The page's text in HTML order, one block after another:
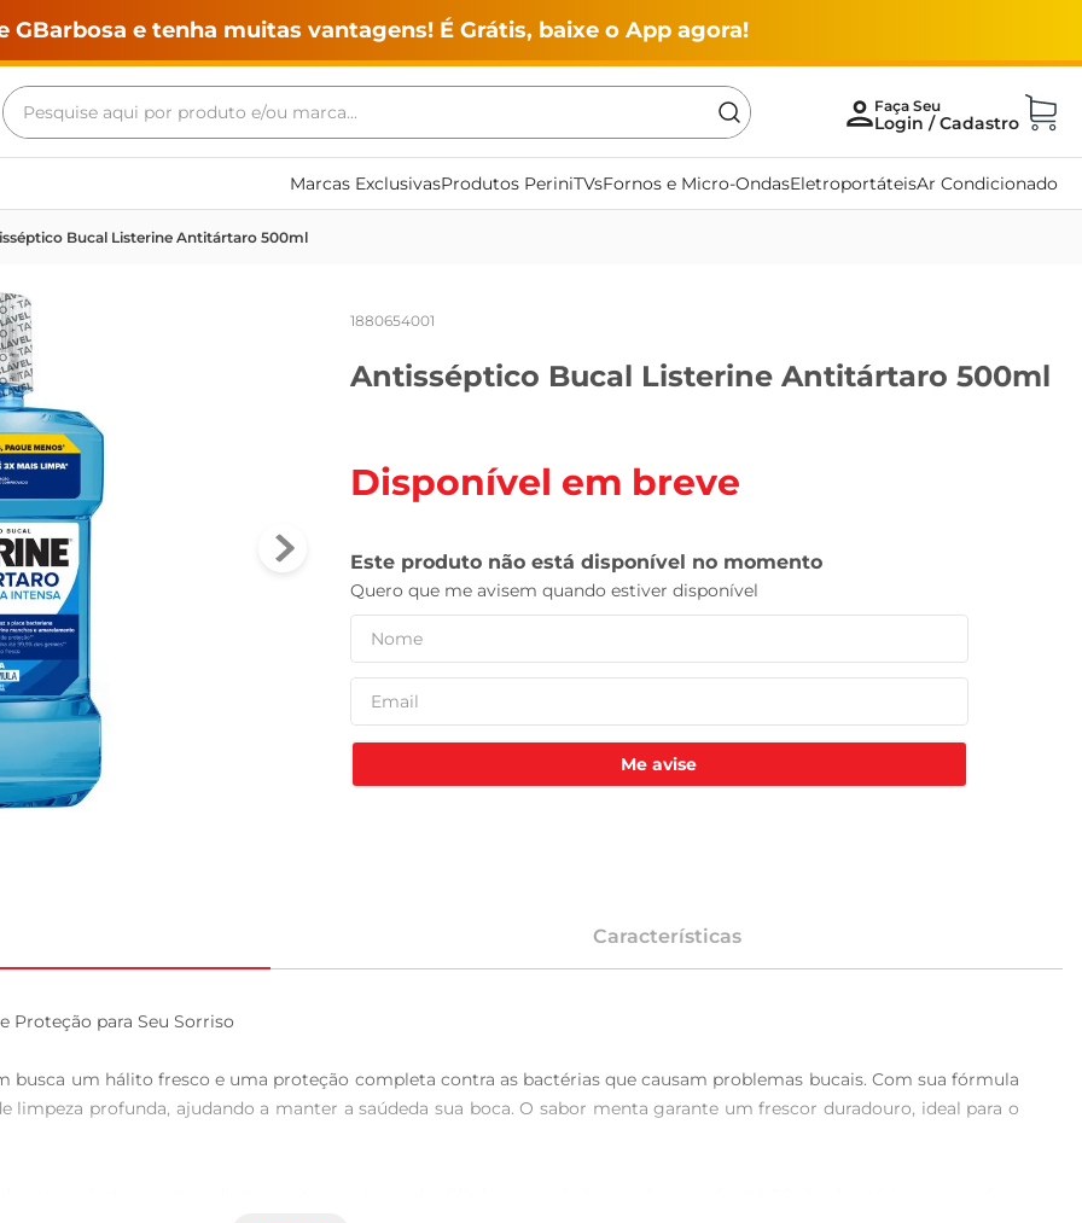
GBarbosa e tenha muitas vantagens! É Grátis, baixe o App agora!
Pesquise aqui por produto e/ou marca...
Marcas ExclusivasProdutos PeriniTVsFornos e Micro-OndasEletroportáteisAr Condicionado
Bucal Listerine Antitártaro 500ml
1880654001
Antisséptico Bucal Listerine Antitártaro 500ml
Disponível em breve
Me avise
Características
Proteção para Seu Sorriso
busca um hálito fresco e uma proteção completa contra as bactérias que causam problemas bucais. Com sua fórmula
limpeza profunda, ajudando a manter a saúdeda sua boca. O sabor menta garante um frescor duradouro, ideal para o
Termos mais buscados
maquina lavar
frango
leite
vinho
leite pó
tv